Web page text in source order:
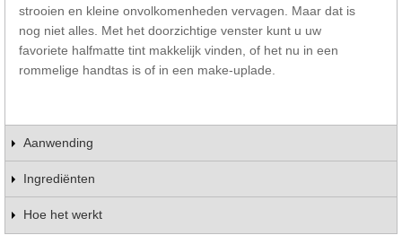
strooien en kleine onvolkomenheden vervagen. Maar dat is
nog niet alles. Met het doorzichtige venster kunt u uw
favoriete halfmatte tint makkelijk vinden, of het nu in een
rommelige handtas is of in een make-uplade.
Aanwending
Ingrediënten
Hoe het werkt